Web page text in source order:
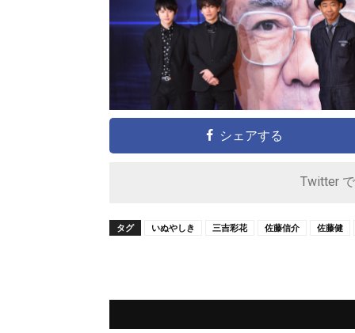
シェアする
Twitter
タグ いぬやしき 三吉彩花 佐藤信介 佐藤健